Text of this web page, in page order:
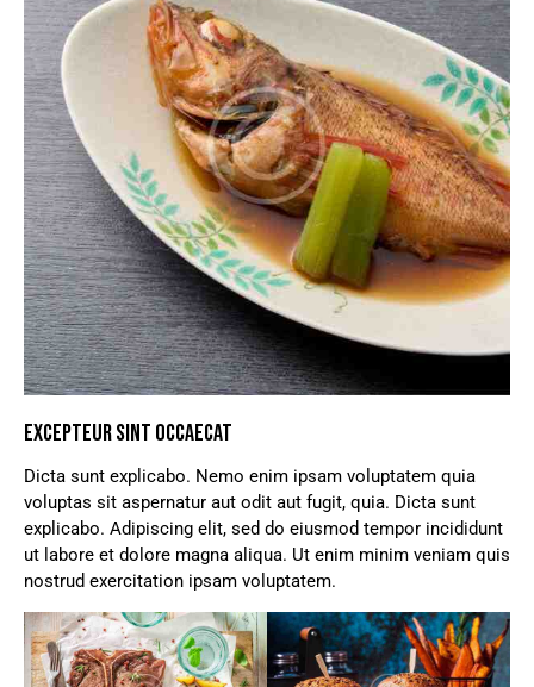
EXCEPTEUR SINT OCCAECAT
Dicta sunt explicabo. Nemo enim ipsam voluptatem quia
voluptas sit aspernatur aut odit aut fugit, quia. Dicta sunt
explicabo. Adipiscing elit, sed do eiusmod tempor incididunt
ut labore et dolore magna aliqua. Ut enim minim veniam quis
nostrud exercitation ipsam voluptatem.